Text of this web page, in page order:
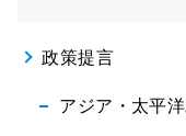
政策提言
アジア・太平